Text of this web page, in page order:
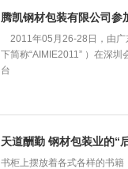
腾凯钢材包装有限公司参
2011年05月26-28日，由广
下简称“AIMIE2011” ）在深
台
天道酬勤 钢材包装业的“
书柜上摆放着各式各样的书